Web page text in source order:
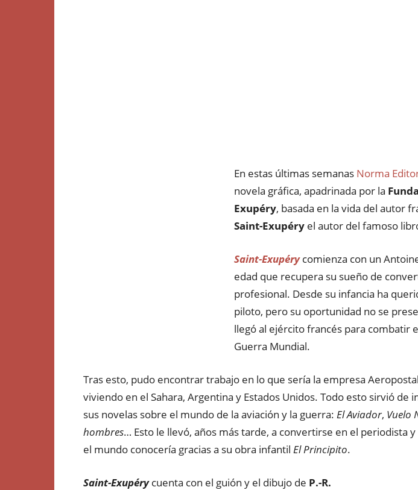
En estas últimas semanas Norma
novela gráfica, apadrinada por la
Exupéry, basada en la vida del autor
Saint-Exupéry el autor del famoso
Saint-Exupérycomienza con un
edad que recupera su sueño de
profesional. Desde su infancia ha
piloto, pero su oportunidad no se
llegó al ejército francés para combatir
Guerra Mundial.
Tras esto, pudo encontrar trabajo en lo que sería la empresa
viviendo en el Sahara, Argentina y Estados Unidos. Todo esto sirvió de
sus novelas sobre el mundo de la aviación y la guerra: El Aviador, Vuelo
hombres… Esto le llevó, años más tarde, a convertirse en el periodista
el mundo conocería gracias a su obra infantil El Principito.
Saint-Exupérycuenta con el guión y el dibujo de P.-R.